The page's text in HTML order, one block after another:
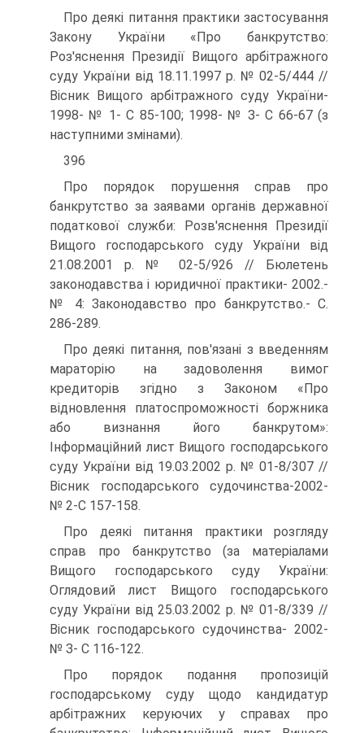
Про деякі питання практики застосування
Закону України «Про банкрутство:
Роз'яснення Президії Вищого арбітражного
суду України від 18.11.1997 р. № 02-5/444 //
Вісник Вищого арбітражного суду України-
1998- № 1- С 85-100; 1998- № З- С 66-67 (з
наступними змінами).
396
Про порядок порушення справ про
банкрутство за заявами органів державної
податкової служби: Розв'яснення Президії
Вищого господарського суду України від
21.08.2001 р. № 02-5/926 // Бюлетень
законодавства і юридичної практики- 2002.-
№ 4: Законодавство про банкрутство.- С.
286-289.
Про деякі питання, пов'язані з введенням
мараторію на задоволення вимог
кредиторів згідно з Законом «Про
відновлення платоспроможності боржника
або визнання його банкрутом»:
Інформаційний лист Вищого господарського
суду України від 19.03.2002 р. № 01-8/307 //
Вісник господарського судочинства-2002-
№ 2-С 157-158.
Про деякі питання практики розгляду
справ про банкрутство (за матеріалами
Вищого господарського суду України:
Оглядовий лист Вищого господарського
суду України від 25.03.2002 р. № 01-8/339 //
Вісник господарського судочинства- 2002-
№ З- С 116-122.
Про порядок подання пропозицій
господарському суду щодо кандидатур
арбітражних керуючих у справах про